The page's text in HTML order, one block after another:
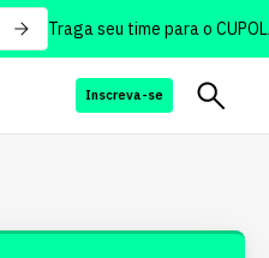
Traga seu time para o
Inscreva-se